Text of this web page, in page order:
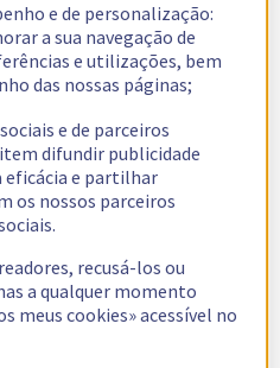
e de personalização:
a sua navegação de
e utilizações, bem
das nossas páginas;
e de parceiros
difundir publicidade
eficácia e partilhar
os nossos parceiros
recusá-los ou
a qualquer momento
meus cookies» acessível no